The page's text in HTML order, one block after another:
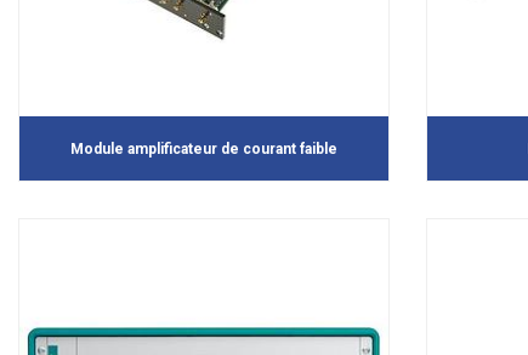
Module amplificateur de courant faible